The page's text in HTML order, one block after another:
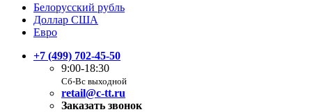
Белорусский рубль
Доллар США
Евро
+7 (499) 702-45-50
9:00-18:30
Сб-Вс выходной
retail@c-tt.ru
Заказать звонок